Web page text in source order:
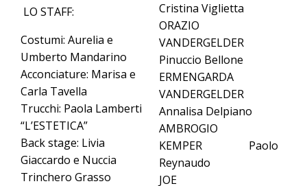
LO STAFF:
Costumi: Aurelia e
Umberto Mandarino
Acconciature: Marisa e
Carla Tavella
Trucchi: Paola Lamberti
“L’ESTETICA”
Back stage: Livia
Giaccardo e Nuccia
Trinchero Grasso
Cristina Viglietta
ORAZIO
VANDERGELDER
Pinuccio Bellone
ERMENGARDA
VANDERGELDER
Annalisa Delpiano
AMBROGIO
KEMPER Paolo
Reynaudo
JOE